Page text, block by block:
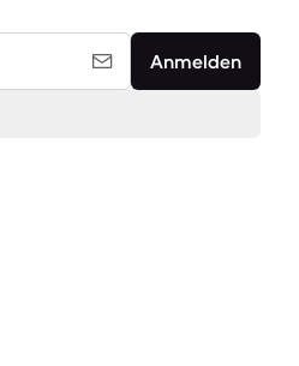
Anmelden